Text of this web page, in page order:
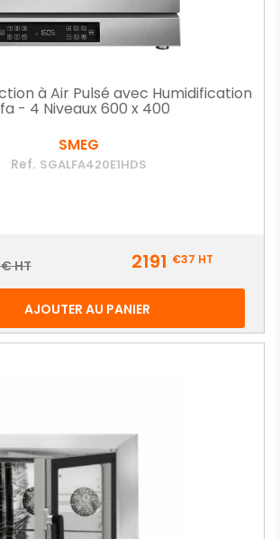
à Air Pulsé avec Humidification
- 4 Niveaux 600 x 400
SMEG
Ref. SGALFA420E1HDS
HT 2191 €37 HT
AJOUTER AU PANIER